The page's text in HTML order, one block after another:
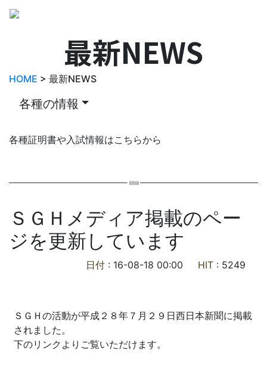
最新NEWS
HOME > 最新NEWS
各種の情報
各種証明書や入試情報はこちらから
ＳＧＨメディア掲載のペー
ジを更新しています
日付 : 16-08-18 00:00 HIT : 5249
ＳＧＨの活動が平成２８年７月２９日西日本新聞に掲載
されました。
下のリンクよりご覧いただけます。